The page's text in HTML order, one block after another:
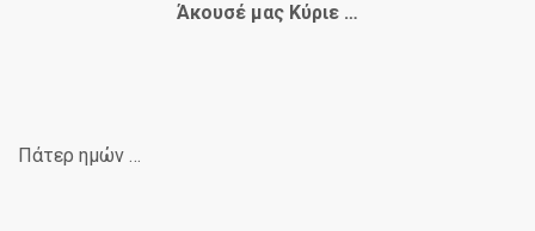
Άκουσέ μας Κύριε …
Πάτερ ημών …